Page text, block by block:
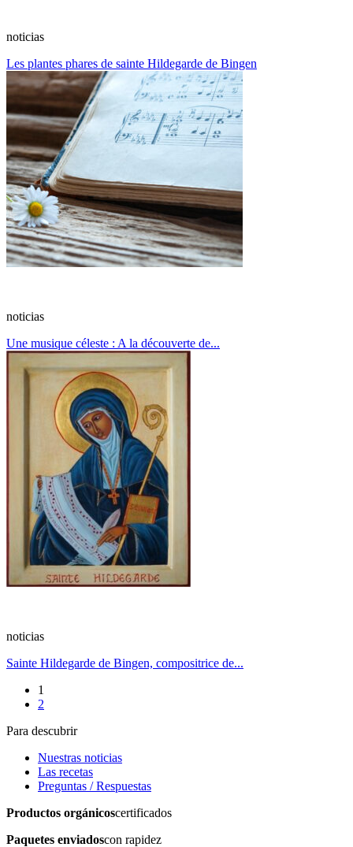
noticias
Les plantes phares de sainte Hildegarde de Bingen
noticias
Une musique céleste : A la découverte de...
noticias
Sainte Hildegarde de Bingen, compositrice de...
1
2
Para descubrir
Nuestras noticias
Las recetas
Preguntas / Respuestas
Productos orgánicoscertificados
Paquetes enviadoscon rapidez